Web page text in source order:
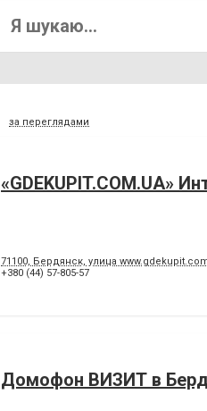
за переглядами
«GDEKUPIT.COM.UA»
71100, Бердянск, улица
+380 (44) 57-805-57
Домофон ВИЗИТ в